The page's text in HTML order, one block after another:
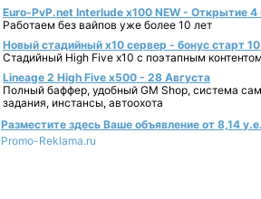
Euro-PvP.net Interlude х100 NEW - Открытие 4
Работаем без вайпов уже более 10 лет
Новый стадийный х10 сервер - бонус старт
Стадийный High Five x10 с поэтапным
Lineage 2 High Five x500 - 28 Августа
Полный баффер, удобный GM Shop, система
задания, инстансы, автоохота
Разместите здесь Ваше объявление от 8,14
Promo-Reklama.ru